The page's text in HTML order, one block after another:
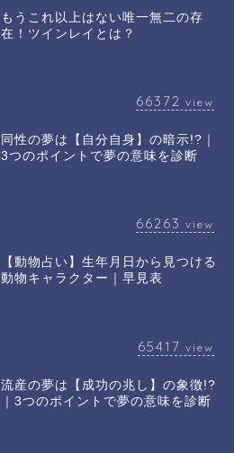
もうこれ以上はない唯一無二の存
在！ツインレイとは？
66372 view
同性の夢は【自分自身】の暗示!?｜
3つのポイントで夢の意味を診断
66263 view
【動物占い】生年月日から見つける
動物キャラクター｜早見表
65417 view
流産の夢は【成功の兆し】の象徴!?
｜3つのポイントで夢の意味を診断